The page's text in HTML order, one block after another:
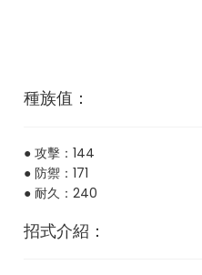
種族值：
● 攻擊：144
● 防禦：171
● 耐久：240
招式介紹：